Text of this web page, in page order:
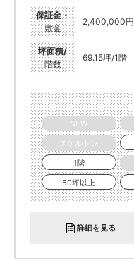
保証金・
敷金
2,400,000円
坪面積/
階数
69.15坪/1階
NEW
スケルトン
1階
50坪以上
詳細を見る